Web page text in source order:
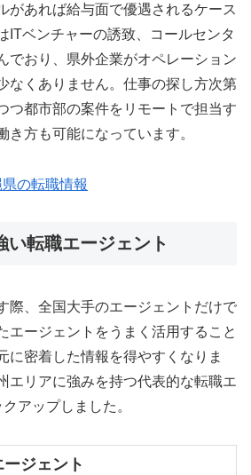
があれば給与面で優遇されるケース
ITベンチャーの誘致、コールセンタ
でおり、県外企業がオペレーション
なくありません。仕事の探し方次第
つ都市部の案件をリモートで担当す
き方も可能になっています。
の転職情報
い転職エージェント
際、全国大手のエージェントだけで
エージェントをうまく活用すること
に密着した情報を得やすくなりま
エリアに強みを持つ代表的な転職エ
アップしました。
ジェント